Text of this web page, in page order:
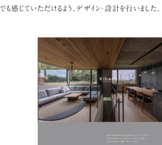
も感じていただけるよう、デザイン・設計を行いました。